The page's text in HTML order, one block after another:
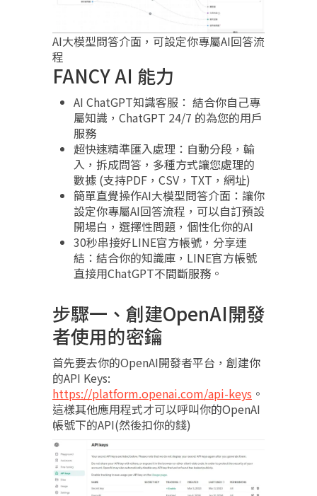
AI大模型問答介面，可設定你專屬AI回答流
程
FANCY AI 能力
AI ChatGPT知識客服： 結合你自己專
屬知識，ChatGPT 24/7 的為您的用戶
服務
超快速精準匯入處理：自動分段，輸
入，拆成問答，多種方式讓您處理的
數據 (支持PDF，CSV，TXT，網址)
簡單直覺操作AI大模型問答介面：讓你
設定你專屬AI回答流程，可以自訂預設
開場白，選擇性問題，個性化你的AI
30秒串接好LINE官方帳號，分享連
結：結合你的知識庫，LINE官方帳號
直接用ChatGPT不間斷服務。
步驟一、創建OpenAI開發
者使用的密鑰
首先要去你的OpenAI開發者平台，創建你
的API Keys:
https://platform.openai.com/api-keys 。
這樣其他應用程式才可以呼叫你的OpenAI
帳號下的API(然後扣你的錢)